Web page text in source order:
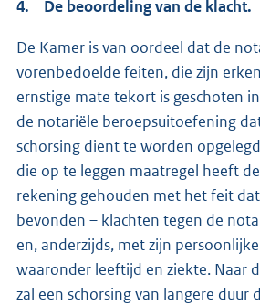
4. De beoordeling van de klacht.
De Kamer is van oordeel dat de
vorenbedoelde feiten, die zijn
ernstige mate tekort is geschoten
de notariële beroepsuitoefening
schorsing dient te worden
die op te leggen maatregel heeft
rekening gehouden met het feit
bevonden – klachten tegen de
en, anderzijds, met zijn
waaronder leeftijd en ziekte. Naar
zal een schorsing van langere duur